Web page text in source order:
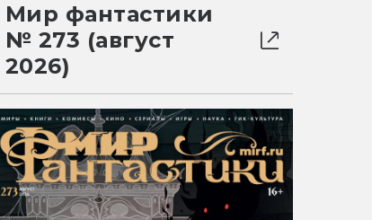
Мир фантастики
№ 273 (август
2026)